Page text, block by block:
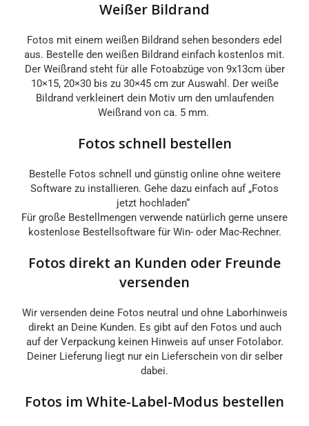
Weißer Bildrand
Fotos mit einem weißen Bildrand sehen besonders edel
aus. Bestelle den weißen Bildrand einfach kostenlos mit.
Der Weißrand steht für alle Fotoabzüge von 9x13cm über
10×15, 20×30 bis zu 30×45 cm zur Auswahl. Der weiße
Bildrand verkleinert dein Motiv um den umlaufenden
Weißrand von ca. 5 mm.
Fotos schnell bestellen
Bestelle Fotos schnell und günstig online ohne weitere
Software zu installieren. Gehe dazu einfach auf „Fotos
jetzt hochladen“
Für große Bestellmengen verwende natürlich gerne unsere
kostenlose Bestellsoftware für Win- oder Mac-Rechner.
Fotos direkt an Kunden oder Freunde
versenden
Wir versenden deine Fotos neutral und ohne Laborhinweis
direkt an Deine Kunden. Es gibt auf den Fotos und auch
auf der Verpackung keinen Hinweis auf unser Fotolabor.
Deiner Lieferung liegt nur ein Lieferschein von dir selber
dabei.
Fotos im White-Label-Modus bestellen